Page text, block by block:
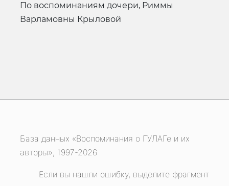
по воспоминаниям дочери, Риммы
Варламовны Крыловой
База данных «Воспоминания о ГУЛАГе и их
авторы», 1997-2026
Если вы нашли ошибку, выделите фрагмент